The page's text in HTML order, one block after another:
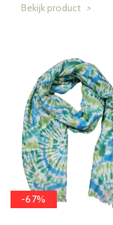
Bekijk product >
-67%